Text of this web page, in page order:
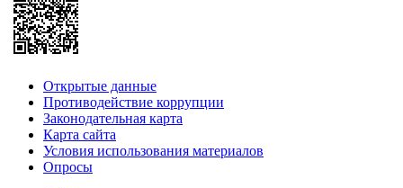
Открытые данные
Противодействие коррупции
Законодательная карта
Карта сайта
Условия использования материалов
Опросы